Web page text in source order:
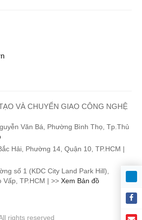
về nguồn nhân lực CNC
máy CNC là gì
là một trong những công việc “hot” nhất
cơ khí khi nhu cầu tuyển dụng nhân sự
càng tăng cao. Những người có hiểu biết
cơ hội việc làm với mức lương ổn định
mở cơ sở sản xuất.
lũy từ nhiều nguồn khác nhau để điều
VÀ CHUYỂN GIAO CÔNG NGHỆ
Văn Bá, Phường Bình Thọ, Tp.Thủ
Hải, Phường 14, Quận 10, TP.HCM |
số 1 (KDC City Land Park Hill),
Vấp, TP.HCM | >>Xem Bản đồ
rights reserved